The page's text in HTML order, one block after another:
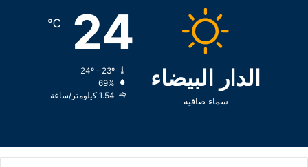
الدار البيضاء
سماء صافية
24
℃
69%
1.54 كيلومتر/ساعة